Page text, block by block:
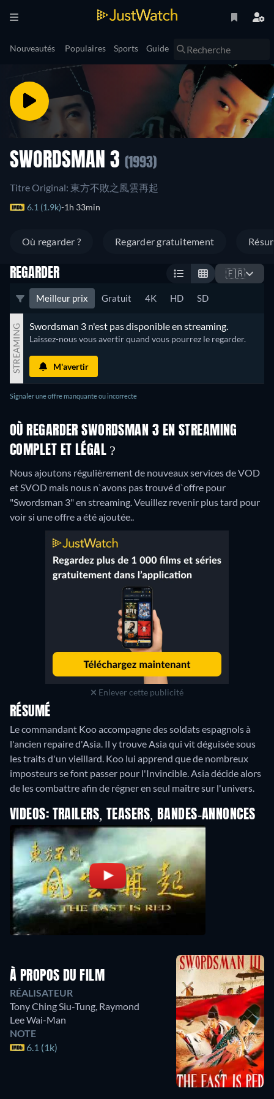
Nouveautés Populaires Sports Guide
SWORDSMAN 3 (1993)
Titre Original: 東方不敗之風雲再起
6.1 (1.9k) 1h 33min
Où regarder ? Regarder gratuitement
REGARDER 🇫🇷
Meilleur prix Gratuit 4K HD SD
STREAMING Swordsman 3 n'est pas disponible en streaming.
Laissez-nous vous avertir quand vous pourrez le regarder.
M'avertir
Signaler une offre manquante ou incorrecte
OÙ REGARDER SWORDSMAN 3 EN STREAMING
COMPLET ET LÉGAL ?
Nous ajoutons régulièrement de nouveaux services de VOD
et SVOD mais nous n`avons pas trouvé d`offre pour
"Swordsman 3" en streaming. Veuillez revenir plus tard pour
voir si une offre a été ajoutée..
Enlever cette publicité
RÉSUMÉ
Le commandant Koo accompagne des soldats espagnols à
l'ancien repaire d'Asia. Il y trouve Asia qui vit déguisée sous
les traits d'un vieillard. Koo lui apprend que de nombreux
imposteurs se font passer pour l'Invincible. Asia décide alors
de les combattre afin de régner en seul maître sur l'univers.
VIDEOS: TRAILERS, TEASERS, BANDES-ANNONCES
À PROPOS DU FILM
RÉALISATEUR
Tony Ching Siu-Tung, Raymond
Lee Wai-Man
NOTE
6.1 (1k)